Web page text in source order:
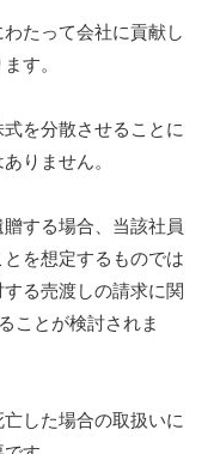
たって会社に貢献し
す。
を分散させることに
りません。
する場合、当該社員
を想定するものでは
る売渡しの請求に関
ことが検討されま
した場合の取扱いに